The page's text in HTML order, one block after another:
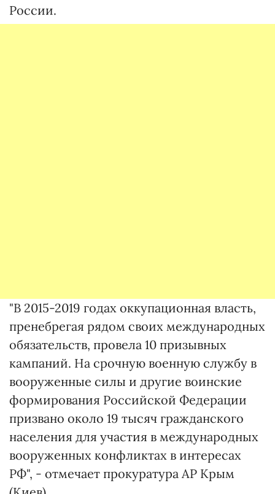
России.
"В 2015-2019 годах оккупационная власть,
пренебрегая рядом своих международных
обязательств, провела 10 призывных
кампаний. На срочную военную службу в
вооруженные силы и другие воинские
формирования Российской Федерации
призвано около 19 тысяч гражданского
населения для участия в международных
вооруженных конфликтах в интересах
РФ", - отмечает прокуратура АР Крым